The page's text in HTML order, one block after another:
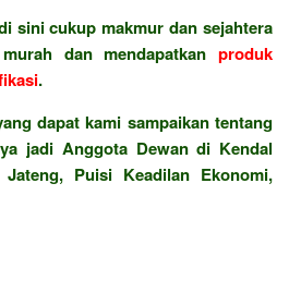
sini cukup makmur dan sejahtera
dan mendapatkan produk
.
dapat kami sampaikan tentang
jadi Anggota Dewan di Kendal
Puisi Keadilan Ekonomi,